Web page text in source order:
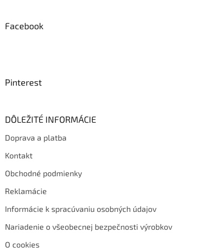
Facebook
Pinterest
DÔLEŽITÉ INFORMÁCIE
Doprava a platba
Kontakt
Obchodné podmienky
Reklamácie
Informácie k spracúvaniu osobných údajov
Nariadenie o všeobecnej bezpečnosti výrobkov
O cookies